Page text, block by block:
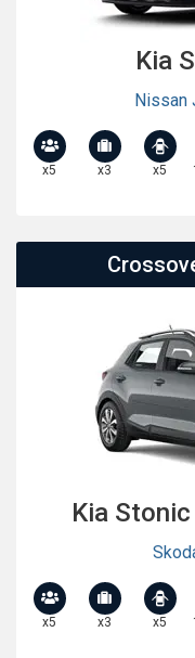
Kia
Nissan
x5 x3 x5
Kia
x5 x3 x5